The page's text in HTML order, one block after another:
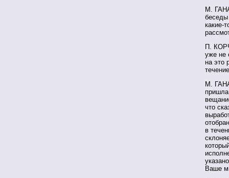
М.
какие-
П.
уже не
на это
М.
что
в
Ваше